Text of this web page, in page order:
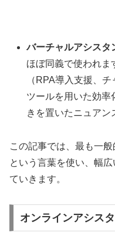
バーチャルアシスタ
ほぼ同義で使われま
（RPA導入支援、
ツールを用いた効率
きを置いたニュアン
この記事では、最も一
という言葉を使い、幅
ていきます。
オンラインアシス